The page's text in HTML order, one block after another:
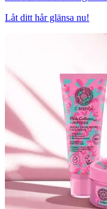
Låt ditt hår glänsa nu!